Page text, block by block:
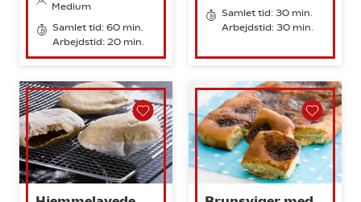
Medium
Samlet tid: 60 min.
Arbejdstid: 20 min.
Samlet tid: 30 min.
Arbejdstid: 30 min.